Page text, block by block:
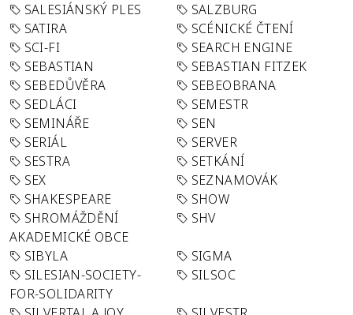
SALESIÁNSKÝ PLES
SALZBURG
SATIRA
SCÉNICKÉ ČTENÍ
SCI-FI
SEARCH ENGINE
SEBASTIAN
SEBASTIAN FITZEK
SEBEDŮVĚRA
SEBEOBRANA
SEDLÁCI
SEMESTR
SEMINÁŘE
SEN
SERIÁL
SERVER
SESTRA
SETKÁNÍ
SEX
SEZNAMOVÁK
SHAKESPEARE
SHOW
SHROMÁŽDĚNÍ
AKADEMICKÉ OBCE
SHV
SIBYLA
SIGMA
SILESIAN-SOCIETY-
FOR-SOLIDARITY
SILSOC